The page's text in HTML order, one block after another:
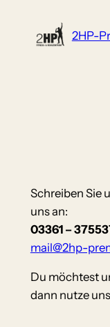
springen
2HP-
Schreiben Sie
uns an:
03361 –
mail@2hp-
Du möchtest
dann nutze